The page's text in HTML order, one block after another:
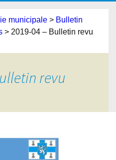
municipale > Bulletin
> 2019-04 – Bulletin revu
revu